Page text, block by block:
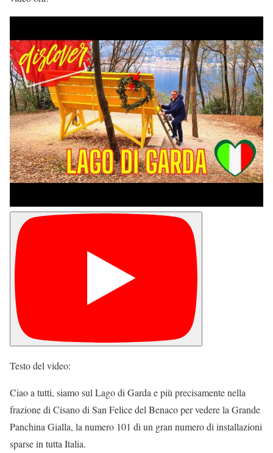
Testo del video:
Ciao a tutti, siamo sul Lago di Garda e più precisamente nella
frazione di Cisano di San Felice del Benaco per vedere la Grande
Panchina Gialla, la numero 101 di un gran numero di installazioni
sparse in tutta Italia.